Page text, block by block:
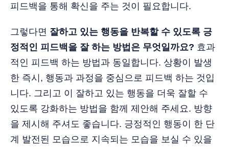
피드백을 통해 확신을 주는 것이 필요합니다.
그렇다면 잘하고 있는 행동을 반복할 수 있도록 긍
정적인 피드백을 잘 하는 방법은 무엇일까요? 효과
적인 피드백 하는 방법과 동일합니다. 상황이 발생
한 즉시, 행동과 과정을 중심으로 피드백 하는 것입
니다. 그리고 이 잘하고 있는 행동을 더욱 잘할 수
있도록 강화하는 방법을 함께 제안해 주세요. 방향
을 제시해 주셔도 좋습니다. 긍정적인 행동이 한 단
계 발전된 모습으로 지속되는 모습을 보실 수 있을